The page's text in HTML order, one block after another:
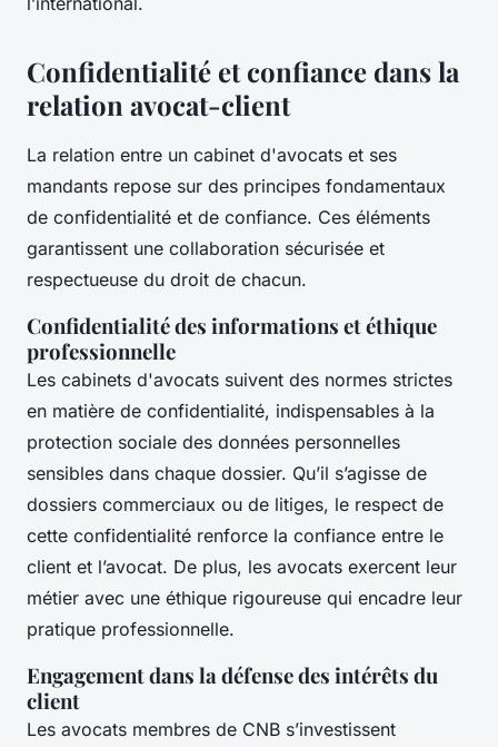
Confidentialité et confiance dans la
relation avocat-client
La relation entre un cabinet d'avocats et ses
mandants repose sur des principes fondamentaux
de confidentialité et de confiance. Ces éléments
garantissent une collaboration sécurisée et
respectueuse du droit de chacun.
Confidentialité des informations et éthique
professionnelle
Les cabinets d'avocats suivent des normes strictes
en matière de confidentialité, indispensables à la
protection sociale des données personnelles
sensibles dans chaque dossier. Qu’il s’agisse de
dossiers commerciaux ou de litiges, le respect de
cette confidentialité renforce la confiance entre le
client et l’avocat. De plus, les avocats exercent leur
métier avec une éthique rigoureuse qui encadre leur
pratique professionnelle.
Engagement dans la défense des intérêts du
client
Les avocats membres de CNB s’investissent